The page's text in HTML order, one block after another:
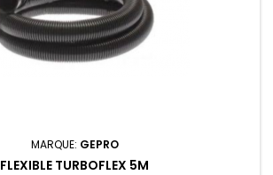
MARQUE: GEPRO
FLEXIBLE TURBOFLEX 5M